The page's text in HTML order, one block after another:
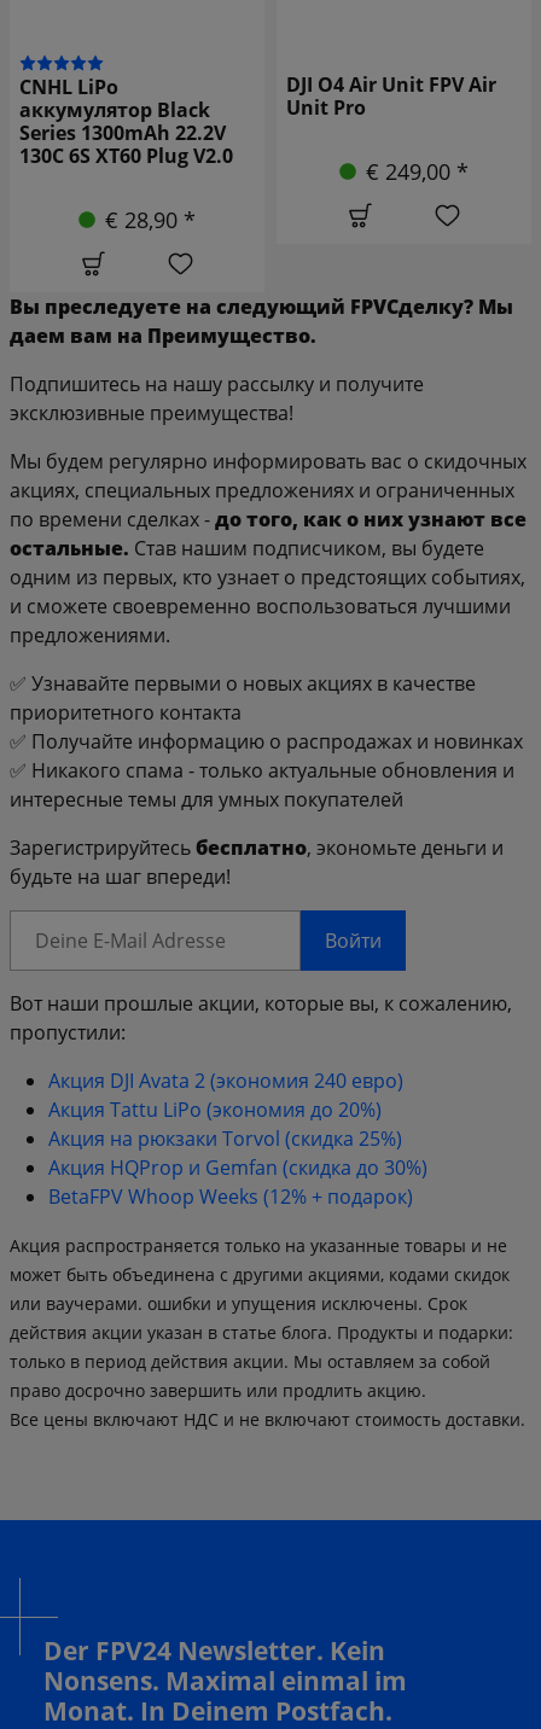
CNHL LiPo
аккумулятор Black
Series 1300mAh 22.2V
130C 6S XT60 Plug V2.0
€ 28,90 *
DJI O4 Air Unit FPV Air
Unit Pro
€ 249,00 *
Вы преследуете на следующий FPVСделку? Мы
даем вам на Преимущество.
Подпишитесь на нашу рассылку и получите
эксклюзивные преимущества!
Мы будем регулярно информировать вас о скидочных
акциях, специальных предложениях и ограниченных
по времени сделках -до того, как о них узнают все
остальные. Став нашим подписчиком, вы будете
одним из первых, кто узнает о предстоящих событиях,
и сможете своевременно воспользоваться лучшими
предложениями.
✅ Узнавайте первыми о новых акциях в качестве
приоритетного контакта
✅ Получайте информацию о распродажах и новинках
✅ Никакого спама - только актуальные обновления и
интересные темы для умных покупателей
Зарегистрируйтесьбесплатно, экономьте деньги и
будьте на шаг впереди!
Войти
Вот наши прошлые акции, которые вы, к сожалению,
пропустили:
Акция DJI Avata 2 (экономия 240 евро)
Акция Tattu LiPo (экономия до 20%)
Акция на рюкзаки Torvol (скидка 25%)
Акция HQProp и Gemfan (скидка до 30%)
BetaFPV Whoop Weeks (12% + подарок)
Акция распространяется только на указанные товары и не
может быть объединена с другими акциями, кодами скидок
или ваучерами. ошибки и упущения исключены. Срок
действия акции указан в статье блога. Продукты и подарки:
только в период действия акции. Мы оставляем за собой
право досрочно завершить или продлить акцию.
Все цены включают НДС и не включают стоимость доставки.
Der FPV24 Newsletter. Kein
Nonsens. Maximal einmal im
Monat. In Deinem Postfach.